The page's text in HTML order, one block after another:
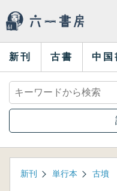
新刊 古書 中国
新刊 単行本 古墳